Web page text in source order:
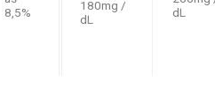
8,5%
180mg /
dL
dL